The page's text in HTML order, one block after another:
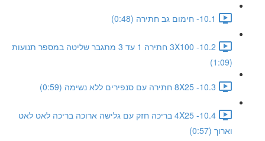
10.1- חימום גב חתירה (0:48)
10.2- 3X100 חתירה 1 עד 3 מתגבר שליטה במספר תנועות
(1:09)
10.3- 8X25 חתירה עם סנפירים ללא נשימה (0:59)
10.4- 4X25 בריכה חזק עם גלישה ארוכה בריכה לאט לאט
וארוך (0:57)